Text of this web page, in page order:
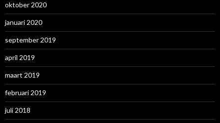
oktober 2020
januari 2020
september 2019
april 2019
maart 2019
februari 2019
juli 2018